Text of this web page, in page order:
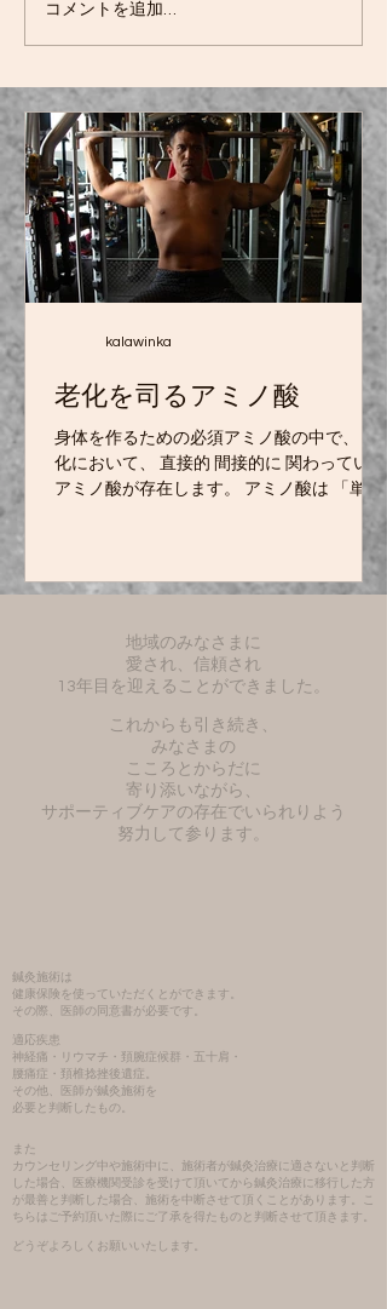
必須アミノ酸ロイシンに
ついて
コメントを追加…
老化を司るアミノ酸
身体を作るための必須アミノ酸の中で、 老
化において、 直接的 間接的に 関わっている
アミノ酸が存在します。 アミノ酸は 「単体
すると寿命を延ばすアミノ酸」 「体内での
抗酸化・細胞修復を助けるアミノ酸」 とい
います。 アンチエイジング研究では、 特定
のアミノ酸の「摂りすぎないこと」が長寿
遺伝子やオートファジーを活性化させるこ
とが分かっています。 メチオニン（必須ア
材料になる一方、 食事中のメチオニンを適
度に制限する「メチオニン制限」が、 さま
ざまな生物モデルで寿命を延ばし、細胞の
酸化ストレスを低減することが研究されて
る mTORを強烈に刺激します。 mTORが常
に過剰に活性化しているとオートファジー
kalawinka
地域のみなさまに
愛され、信頼され
13年目を迎えることができました。
これからも引き続き、
みなさまの
こころとからだに
​寄り添いながら、
サポーティブケアの存在でいられりよう
​努力して参ります。
鍼灸施術は
健康保険を使っていただくとができます。
その際、医師の同意書が必要です。
適応疾患
神経痛・リウマチ・頚腕症候群・五十肩・
腰痛症・頚椎捻挫後遺症。
その他、医師が鍼灸施術を
必要と判断したもの。​​
また
カウンセリング中や施術中に、施術者が鍼灸治療に適さないと判断
した場合、医療機関受診を受けて頂いてから鍼灸治療に移行した方
が最善と判断した場合、施術を中断させて頂くことがあります。こ
ちらはご予約頂いた際にご了承を得たものと判断させて頂きます。
​どうぞよろしくお願いいたします。